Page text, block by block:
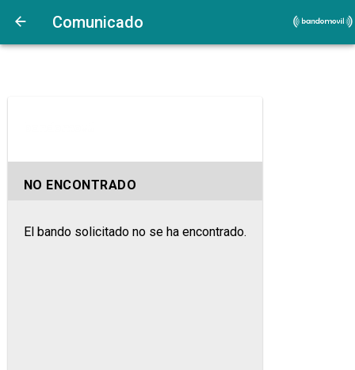
Comunicado
NO ENCONTRADO
El bando solicitado no se ha encontrado.